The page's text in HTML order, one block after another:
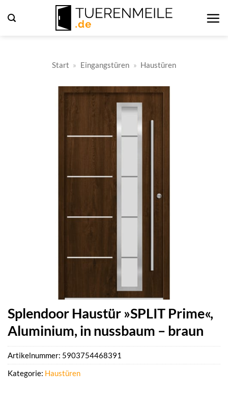
Inhalt
Start » Eingangstüren » Haustüren
Splendoor Haustür »SPLIT Prime«,
Aluminium, in nussbaum – braun
Artikelnummer: 5903754468391
Kategorie: Haustüren